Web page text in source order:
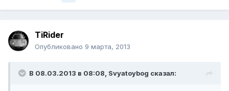
TiRider
Опубликовано 9 марта, 2013
В 08.03.2013 в 08:08, Svyatoybog сказал: